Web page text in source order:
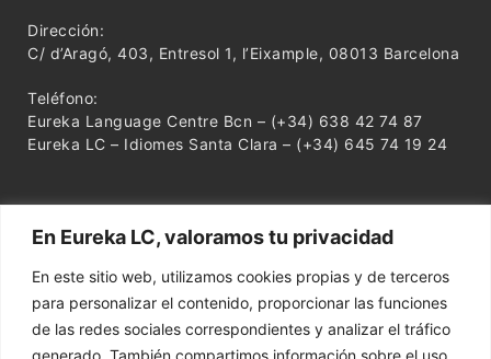
En Eureka LC, valoramos tu privacidad
En este sitio web, utilizamos cookies propias y de terceros
para personalizar el contenido, proporcionar las funciones
de las redes sociales correspondientes y analizar el tráfico
generado. También compartimos información sobre el uso
Dirección:
C/ d’Aragó, 403, Entresol 1, l’Eixample, 08013 Barcelona
Teléfono:
Eureka Language Centre Bcn – (+34) 638 42 74 87
Eureka LC – Idiomes Santa Clara – (+34) 645 74 19 24